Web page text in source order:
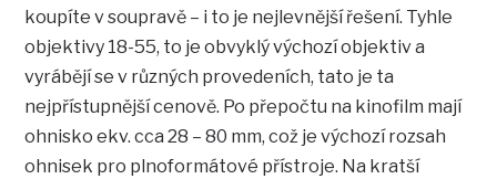
koupíte v soupravě – i to je nejlevnější řešení. Tyhle
objektivy 18-55, to je obvyklý výchozí objektiv a
vyrábějí se v různých provedeních, tato je ta
nejpřístupnější cenově. Po přepočtu na kinofilm mají
ohnisko ekv. cca 28 – 80 mm, což je výchozí rozsah
ohnisek pro plnoformátové přístroje. Na kratší